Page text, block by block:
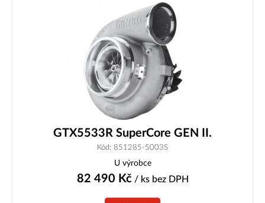
GTX5533R SuperCore GEN II.
Kód: 851285-5003S
U výrobce
82 490 Kč/ ks bez DPH